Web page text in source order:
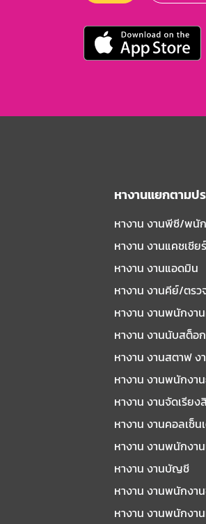
หางานแยกตามป
หางาน งานพีซี/พนั
หางาน งานแคชเชียร์
หางาน งานแอดมิน
หางาน งานคีย์/ตร
หางาน งานพนักงา
หางาน งานนับสต็
หางาน งานสตาฟ ง
หางาน งานพนักงา
หางาน งานจัดเรีย
หางาน งานคอลเซ็น
หางาน งานพนักงา
หางาน งานบัญชี
หางาน งานพนักงา
หางาน งานพนักงา